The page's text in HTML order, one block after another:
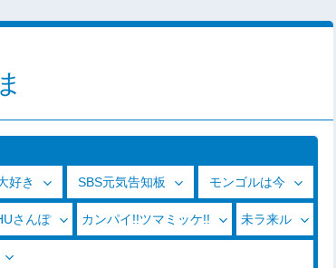
好き SBS元気告知板 モンゴルは今
さんぽ カンパイ!!ツマミッケ!! 未ラ来ル